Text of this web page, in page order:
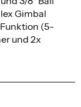
Gimbal
(5-
und 2x